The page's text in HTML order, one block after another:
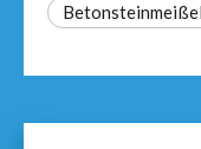
Betonsteinmeißel